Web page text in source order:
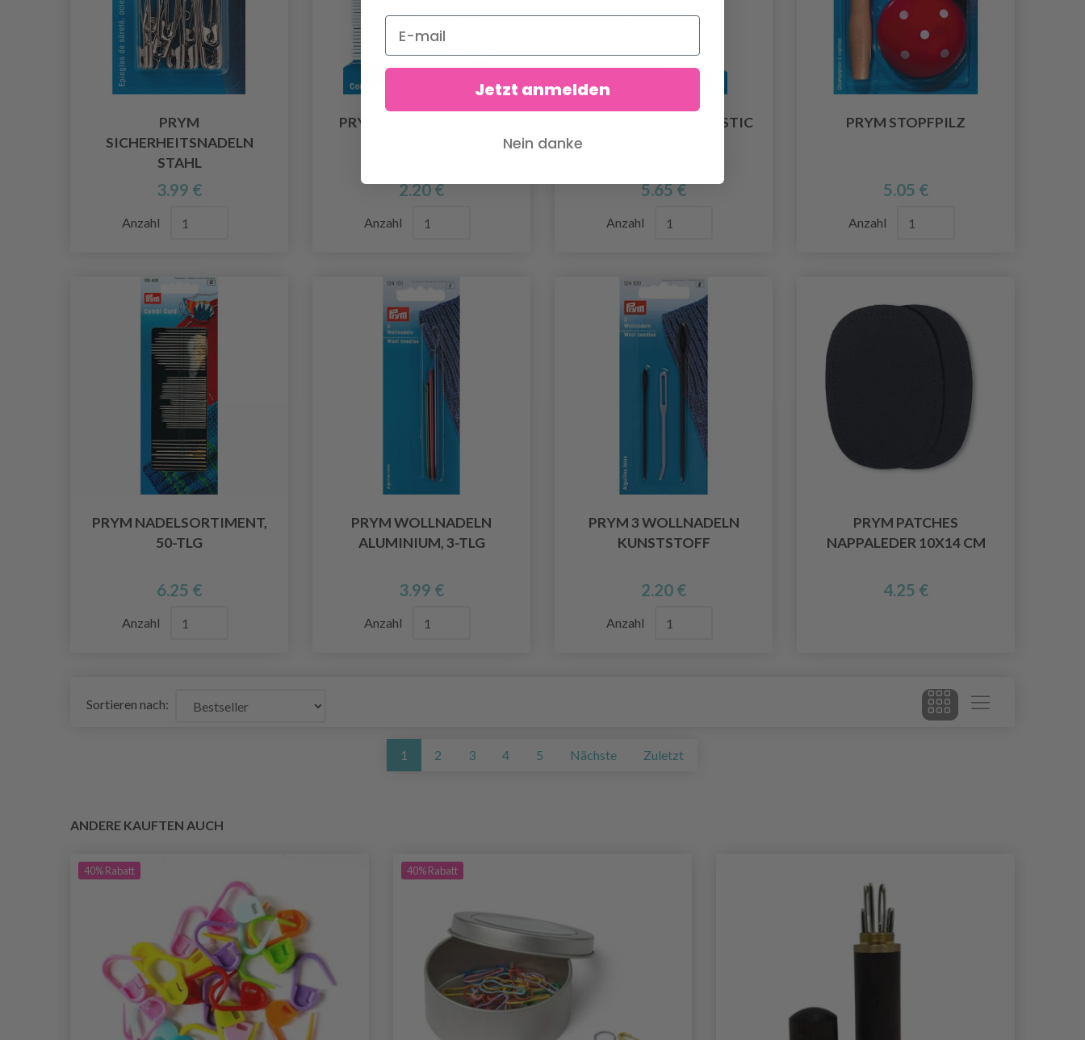
PRYM
SICHERHEITSNADELN
STAHL
3.99 €
Anzahl
PRYM ELASTIC-KORDEL,
2.20 €
Anzahl
PRYM STANDARD ELASTIC
5.65 €
Anzahl
PRYM STOPFPILZ
5.05 €
Anzahl
PRYM NADELSORTIMENT,
50-TLG
6.25 €
Anzahl
PRYM WOLLNADELN
ALUMINIUM, 3-TLG
3.99 €
Anzahl
PRYM 3 WOLLNADELN
KUNSTSTOFF
2.20 €
Anzahl
PRYM PATCHES
NAPPALEDER 10X14 CM
4.25 €
Sortieren nach:
1 2 3 4 5 Nächste Zuletzt
ANDERE KAUFTEN AUCH
40%Rabatt 40%Rabatt
Jetzt anmelden
Nein danke